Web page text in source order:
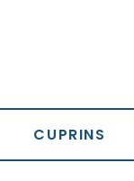
CUPRINS